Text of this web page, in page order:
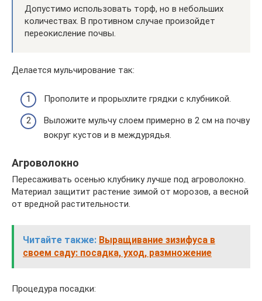
Допустимо использовать торф, но в небольших
количествах. В противном случае произойдет
переокисление почвы.
Делается мульчирование так:
Прополите и прорыхлите грядки с клубникой.
Выложите мульчу слоем примерно в 2 см на почву
вокруг кустов и в междурядья.
Агроволокно
Пересаживать осенью клубнику лучше под агроволокно.
Материал защитит растение зимой от морозов, а весной
от вредной растительности.
Читайте также: Выращивание зизифуса в
своем саду: посадка, уход, размножение
Процедура посадки: